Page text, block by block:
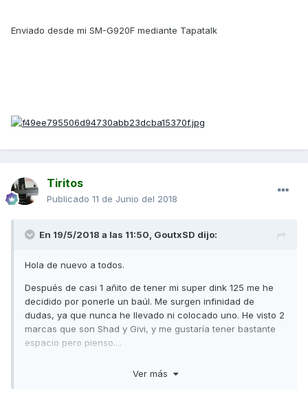
Enviado desde mi SM-G920F mediante Tapatalk
Tiritos
Publicado 11 de Junio del 2018
En 19/5/2018 a las 11:50, GoutxSD dijo:
Hola de nuevo a todos.
Después de casi 1 añito de tener mi super dink 125 me he
decidido por ponerle un baúl. Me surgen infinidad de
dudas, ya que nunca he llevado ni colocado uno. He visto 2
marcas que son Shad y Givi, y me gustaría tener bastante
espacio pero pienso....
Ver más